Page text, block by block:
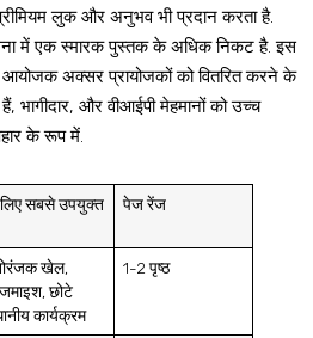
लुक और अनुभव भी प्रदान करता है.
में एक स्मारक पुस्तक के अधिक निकट है. इस
अक्सर प्रायोजकों को वितरित करने के
भागीदार, और वीआईपी मेहमानों को उच्च
के रूप में.
सबसे उपयुक्त
पेज रेंज
खेल,
छोटे
कार्यक्रम
1-2 पृष्ठ